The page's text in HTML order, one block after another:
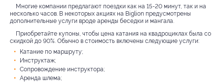
Многие компании предлагают поездки как на 15-20 минут, так и на
несколько часов. В некоторых акциях на Biglion предусмотрены
дополнительные услуги вроде аренды беседки и мангала.
Приобретайте купоны, чтобы цена катания на квадроциклах была со
скидкой до 90%. Обычно в стоимость включены следующие услуги:
Катание по маршруту;
Инструктаж;
Сопровождение инструктора;
Аренда шлема;